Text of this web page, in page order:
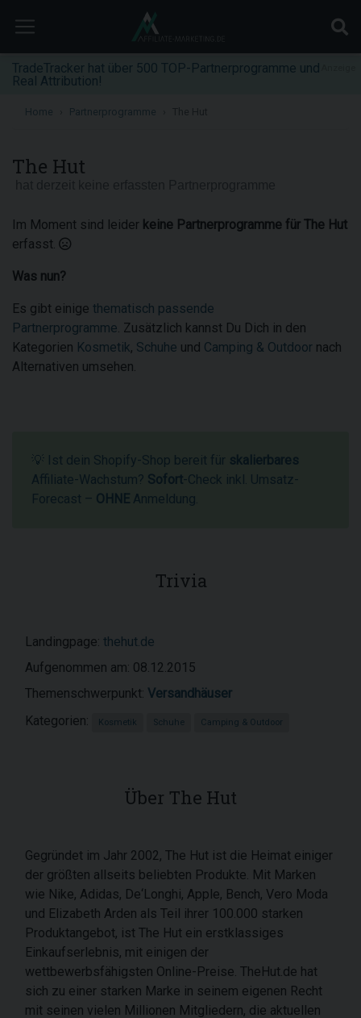
TradeTracker hat über 500 TOP-Partnerprogramme und
Real Attribution!
Home Partnerprogramme
The Hut
Im Moment sind leider keine Partnerprogramme für The Hut
erfasst.
Was nun?
Es gibt einige thematisch passende
Partnerprogramme. Zusätzlich kannst Du Dich in den
Kategorien Kosmetik, Schuhe und Camping & Outdoor nach
Alternativen umsehen.
💡 Ist dein Shopify-Shop bereit für skalierbares
Affiliate-Wachstum? Sofort-Check inkl. Umsatz-
Forecast – OHNE Anmeldung.
Trivia
Landingpage: thehut.de
Aufgenommen am: 08.12.2015
Themenschwerpunkt: Versandhäuser
Kategorien:
Kosmetik Schuhe Camping & Outdoor
Über The Hut
Gegründet im Jahr 2002, The Hut ist die Heimat einiger
der größten allseits beliebten Produkte. Mit Marken
wie Nike, Adidas, De‘Longhi, Apple, Bench, Vero Moda
und Elizabeth Arden als Teil ihrer 100.000 starken
Produktangebot, ist The Hut ein erstklassiges
Einkaufserlebnis, mit einigen der
wettbewerbsfähigsten Online-Preise. TheHut.de hat
sich zu einer starken Marke in seinem eigenen Recht
mit seinen vielen Millionen Mitgliedern, die aktuellen